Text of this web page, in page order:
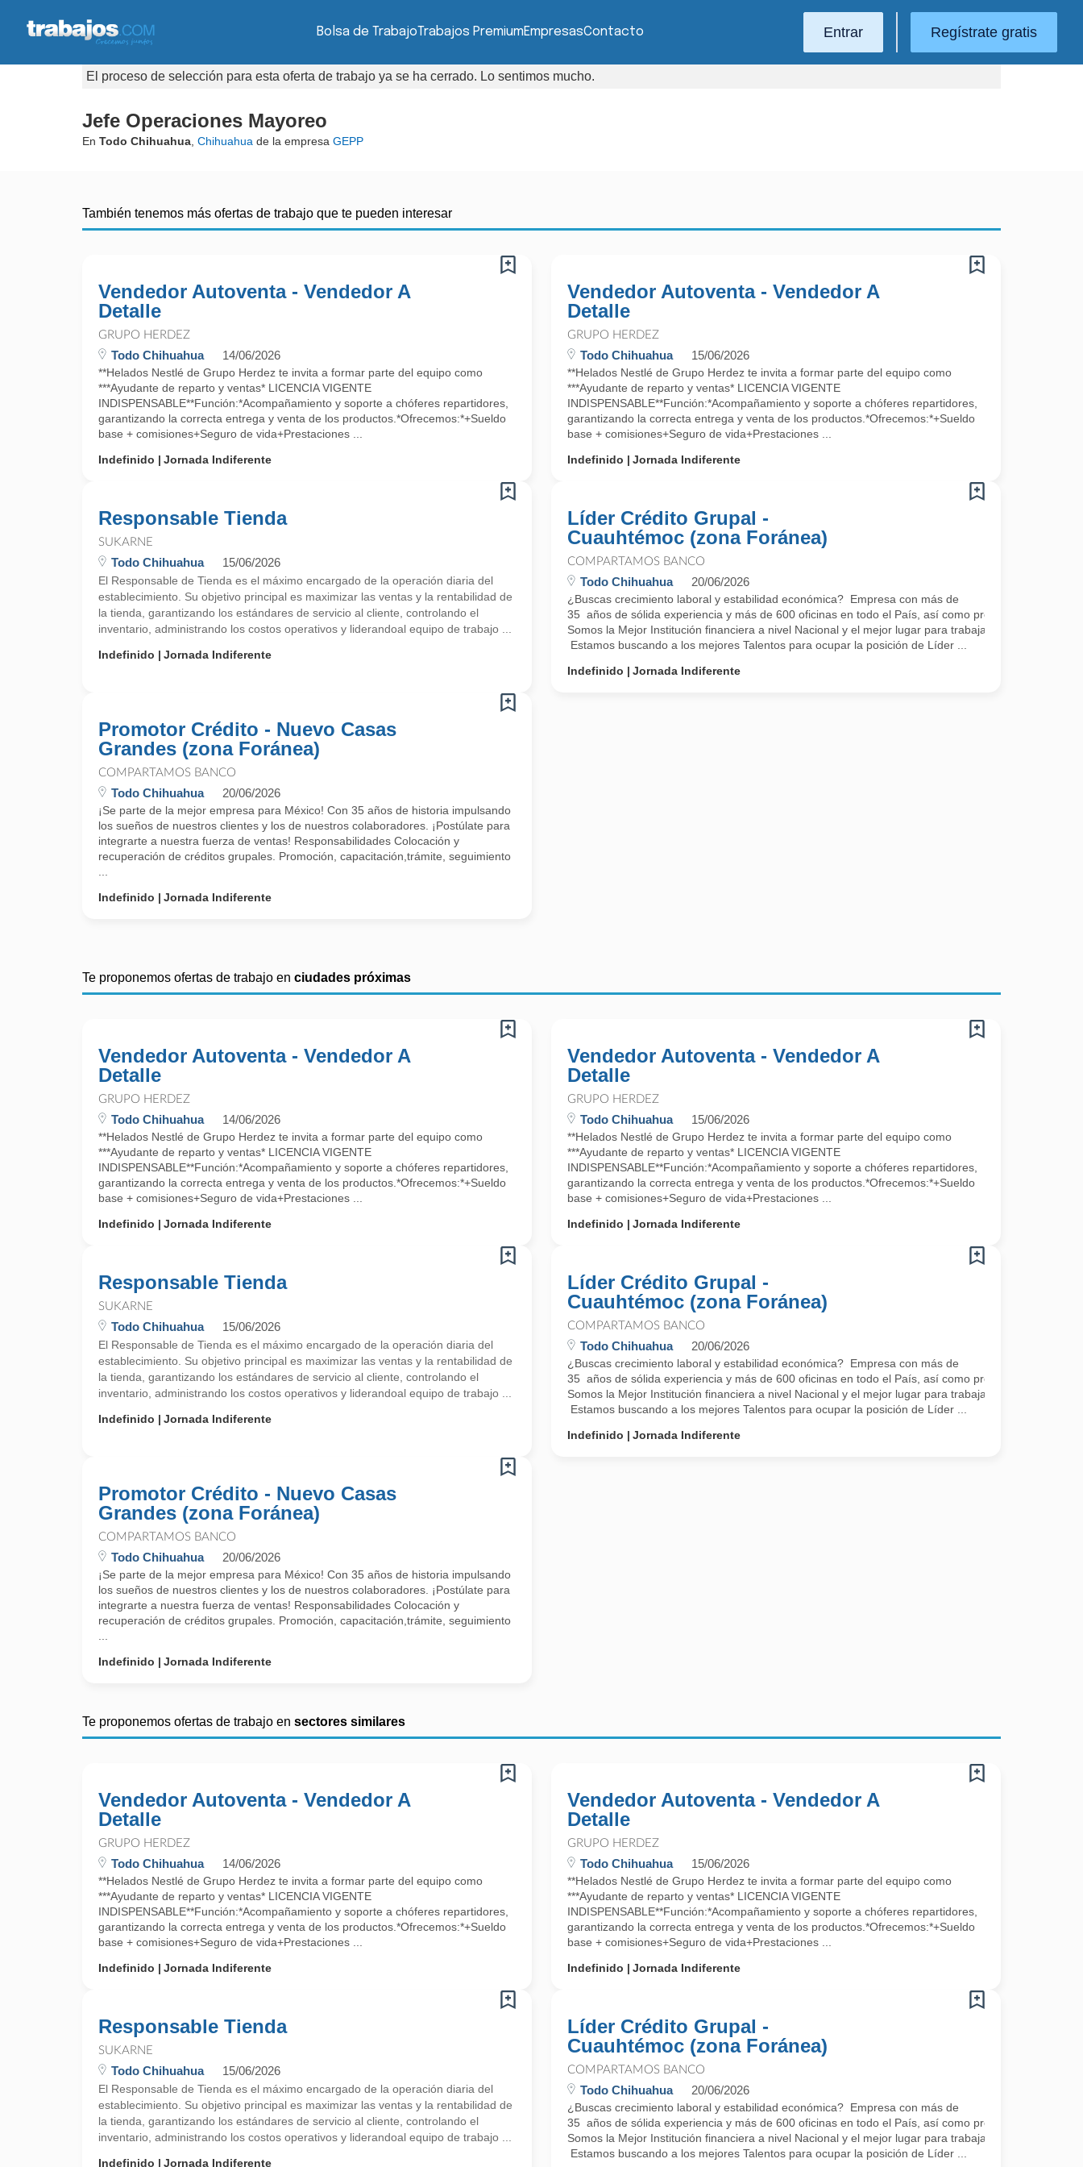
Bolsa de TrabajoTrabajos PremiumEmpresasContacto Entrar Regístrate gratis
El proceso de selección para esta oferta de trabajo ya se ha cerrado. Lo sentimos mucho.
Jefe Operaciones Mayoreo
En Todo Chihuahua Chihuahua de la empresa GEPP
También tenemos más ofertas de trabajo que te pueden interesar
Vendedor Autoventa - Vendedor A
Detalle
GRUPO HERDEZ
Todo Chihuahua 14/06/2026
**Helados Nestlé de Grupo Herdez te invita a formar parte del equipo como
***Ayudante de reparto y ventas* LICENCIA VIGENTE
INDISPENSABLE**Función:*Acompañamiento y soporte a chóferes repartidores,
garantizando la correcta entrega y venta de los productos.*Ofrecemos:*+Sueldo
base + comisiones+Seguro de vida+Prestaciones ...
Indefinido
Jornada Indiferente
Vendedor Autoventa - Vendedor A
Detalle
GRUPO HERDEZ
Todo Chihuahua 15/06/2026
**Helados Nestlé de Grupo Herdez te invita a formar parte del equipo como
***Ayudante de reparto y ventas* LICENCIA VIGENTE
INDISPENSABLE**Función:*Acompañamiento y soporte a chóferes repartidores,
garantizando la correcta entrega y venta de los productos.*Ofrecemos:*+Sueldo
base + comisiones+Seguro de vida+Prestaciones ...
Indefinido
Jornada Indiferente
Responsable Tienda
SUKARNE
Todo Chihuahua 15/06/2026
El Responsable de Tienda es el máximo encargado de la operación diaria del
establecimiento. Su objetivo principal es maximizar las ventas y la rentabilidad de
la tienda, garantizando los estándares de servicio al cliente, controlando el
inventario, administrando los costos operativos y liderandoal equipo de trabajo ...
Indefinido
Jornada Indiferente
Líder Crédito Grupal -
Cuauhtémoc (zona Foránea)
COMPARTAMOS BANCO
Todo Chihuahua 20/06/2026
¿Buscas crecimiento laboral y estabilidad económica? Empresa con más de
35 años de sólida experiencia y más de 600 oficinas en todo el País, así como presencia
Somos la Mejor Institución financiera a nivel Nacional y el mejor lugar para trabajar en México
Estamos buscando a los mejores Talentos para ocupar la posición de Líder ...
Indefinido
Jornada Indiferente
Promotor Crédito - Nuevo Casas
Grandes (zona Foránea)
COMPARTAMOS BANCO
Todo Chihuahua 20/06/2026
¡Se parte de la mejor empresa para México! Con 35 años de historia impulsando
los sueños de nuestros clientes y los de nuestros colaboradores. ¡Postúlate para
integrarte a nuestra fuerza de ventas! Responsabilidades Colocación y
recuperación de créditos grupales. Promoción, capacitación,trámite, seguimiento
Indefinido
Jornada Indiferente
Te proponemos ofertas de trabajo en ciudades próximas
Vendedor Autoventa - Vendedor A
Detalle
GRUPO HERDEZ
Todo Chihuahua 14/06/2026
**Helados Nestlé de Grupo Herdez te invita a formar parte del equipo como
***Ayudante de reparto y ventas* LICENCIA VIGENTE
INDISPENSABLE**Función:*Acompañamiento y soporte a chóferes repartidores,
garantizando la correcta entrega y venta de los productos.*Ofrecemos:*+Sueldo
base + comisiones+Seguro de vida+Prestaciones ...
Indefinido
Jornada Indiferente
Vendedor Autoventa - Vendedor A
Detalle
GRUPO HERDEZ
Todo Chihuahua 15/06/2026
**Helados Nestlé de Grupo Herdez te invita a formar parte del equipo como
***Ayudante de reparto y ventas* LICENCIA VIGENTE
INDISPENSABLE**Función:*Acompañamiento y soporte a chóferes repartidores,
garantizando la correcta entrega y venta de los productos.*Ofrecemos:*+Sueldo
base + comisiones+Seguro de vida+Prestaciones ...
Indefinido
Jornada Indiferente
Responsable Tienda
SUKARNE
Todo Chihuahua 15/06/2026
El Responsable de Tienda es el máximo encargado de la operación diaria del
establecimiento. Su objetivo principal es maximizar las ventas y la rentabilidad de
la tienda, garantizando los estándares de servicio al cliente, controlando el
inventario, administrando los costos operativos y liderandoal equipo de trabajo ...
Indefinido
Jornada Indiferente
Líder Crédito Grupal -
Cuauhtémoc (zona Foránea)
COMPARTAMOS BANCO
Todo Chihuahua 20/06/2026
¿Buscas crecimiento laboral y estabilidad económica? Empresa con más de
35 años de sólida experiencia y más de 600 oficinas en todo el País, así como presencia
Somos la Mejor Institución financiera a nivel Nacional y el mejor lugar para trabajar en México
Estamos buscando a los mejores Talentos para ocupar la posición de Líder ...
Indefinido
Jornada Indiferente
Promotor Crédito - Nuevo Casas
Grandes (zona Foránea)
COMPARTAMOS BANCO
Todo Chihuahua 20/06/2026
¡Se parte de la mejor empresa para México! Con 35 años de historia impulsando
los sueños de nuestros clientes y los de nuestros colaboradores. ¡Postúlate para
integrarte a nuestra fuerza de ventas! Responsabilidades Colocación y
recuperación de créditos grupales. Promoción, capacitación,trámite, seguimiento
Indefinido
Jornada Indiferente
Te proponemos ofertas de trabajo en sectores similares
Vendedor Autoventa - Vendedor A
Detalle
GRUPO HERDEZ
Todo Chihuahua 14/06/2026
**Helados Nestlé de Grupo Herdez te invita a formar parte del equipo como
***Ayudante de reparto y ventas* LICENCIA VIGENTE
INDISPENSABLE**Función:*Acompañamiento y soporte a chóferes repartidores,
garantizando la correcta entrega y venta de los productos.*Ofrecemos:*+Sueldo
base + comisiones+Seguro de vida+Prestaciones ...
Indefinido
Jornada Indiferente
Vendedor Autoventa - Vendedor A
Detalle
GRUPO HERDEZ
Todo Chihuahua 15/06/2026
**Helados Nestlé de Grupo Herdez te invita a formar parte del equipo como
***Ayudante de reparto y ventas* LICENCIA VIGENTE
INDISPENSABLE**Función:*Acompañamiento y soporte a chóferes repartidores,
garantizando la correcta entrega y venta de los productos.*Ofrecemos:*+Sueldo
base + comisiones+Seguro de vida+Prestaciones ...
Indefinido
Jornada Indiferente
Responsable Tienda
SUKARNE
Todo Chihuahua 15/06/2026
El Responsable de Tienda es el máximo encargado de la operación diaria del
establecimiento. Su objetivo principal es maximizar las ventas y la rentabilidad de
la tienda, garantizando los estándares de servicio al cliente, controlando el
inventario, administrando los costos operativos y liderandoal equipo de trabajo ...
Indefinido
Jornada Indiferente
Líder Crédito Grupal -
Cuauhtémoc (zona Foránea)
COMPARTAMOS BANCO
Todo Chihuahua 20/06/2026
¿Buscas crecimiento laboral y estabilidad económica? Empresa con más de
35 años de sólida experiencia y más de 600 oficinas en todo el País, así como presencia
Somos la Mejor Institución financiera a nivel Nacional y el mejor lugar para trabajar en México
Estamos buscando a los mejores Talentos para ocupar la posición de Líder ...